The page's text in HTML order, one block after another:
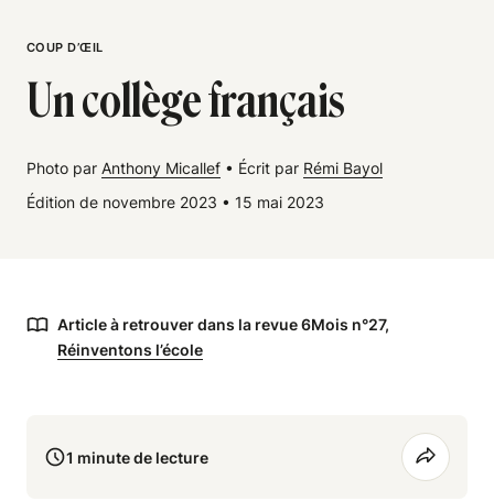
COUP D’ŒIL
Un collège français
Photo par Anthony Micallef • Écrit par Rémi Bayol
Édition de novembre 2023 • 15 mai 2023
Article à retrouver dans la revue 6Mois n°27,
Réinventons l’école
1 minute de lecture